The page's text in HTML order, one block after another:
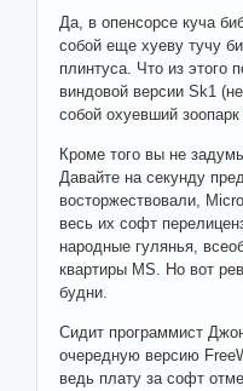
Да, в опенсорсе куча
собой еще хуеву тучу
плинтуса. Что из этого
виндовой версии Sk1
собой охуевший
Кроме того вы не
Давайте на секунду
восторжествовали,
весь их софт
народные гулянья,
квартиры MS. Но вот
будни.
Сидит программист
очередную версию
ведь плату за софт